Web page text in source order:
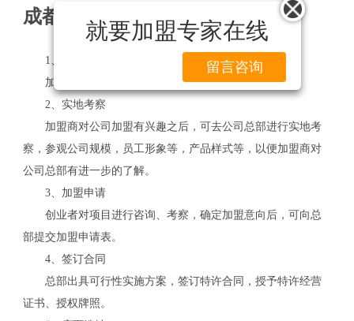
就要加盟专家在线
留言咨询
成都烧烤店加盟流程
1、资料搜集
加盟商可以访问加盟网了解项目的基本信息。
2、实地考察
加盟商对公司加盟有兴趣之后，可去公司总部进行实地考
察，参观公司规模，员工形象等，产品样式等，以便加盟商对
公司总部有进一步的了解。
3、加盟申请
创业者对项目进行咨询、考察，确定加盟意向后，可向总
部提交加盟申请表。
4、签订合同
总部出具可行性实施方案，签订特许合同，授予特许经营
证书、授权牌照。